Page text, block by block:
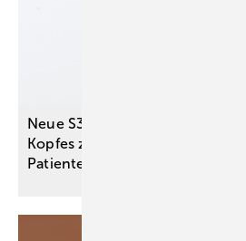
Neue S3-Leitlinie zu
Kopfes zur Optimierung der
Patientenversorgung